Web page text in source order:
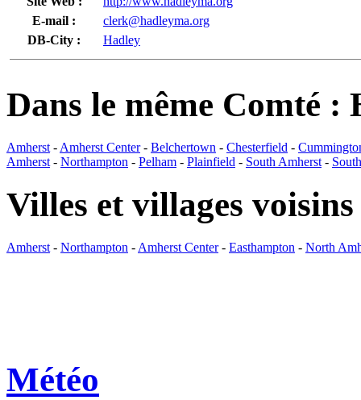
E-mail :
clerk@hadleyma.org
DB-City :
Hadley
Dans le même Comté :
Amherst - Amherst Center- Belchertown - Chesterfield -
Amherst - Northampton - Pelham - Plainfield - South Amherst -
Villes et villages voisins
Amherst - Northampton - Amherst Center- Easthampton - North
Météo